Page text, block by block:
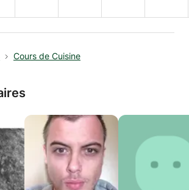
Cours de Cuisine